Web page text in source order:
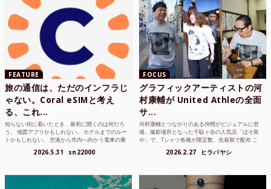
FEATURE
旅の通信は、ただのインフラじ
ゃない。Coral eSIMと考え
る、これ...
知らない街に着いたとき、最初に開くのは何だろ
う。 地図アプリかもしれない。 ホテルまでのルー
トかもしれない。 空港から市内へ向かう電車の乗
2026.5.31 sn22000
FOCUS
グラフィックアーティストの河
村康輔が United Athleの全面
サ...
河村康輔とつながりのある仲間がビジュアルに登
場。撮影場所となった千駄ヶ谷の人気店「ほそ島
や」で、Tシャツ各種が限定数、先着順で配布 こ
2026.2.27 ヒラバヤシ